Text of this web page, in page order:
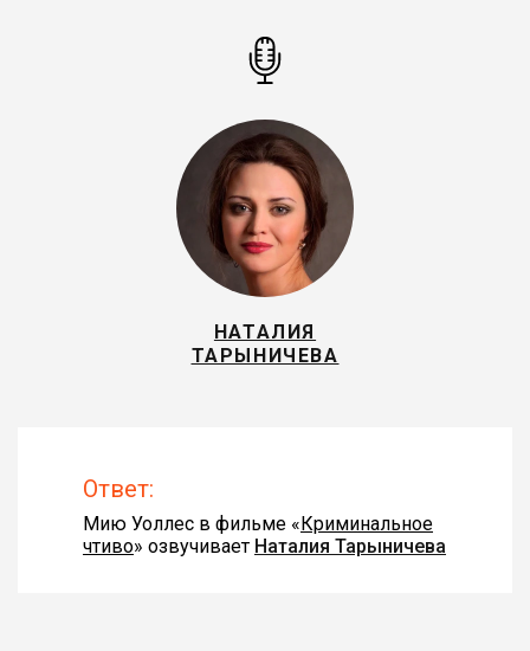
НАТАЛИЯ
ТАРЫНИЧЕВА
Ответ:
Мию Уоллес в фильме «Криминальное
чтиво» озвучивает Наталия Тарыничева